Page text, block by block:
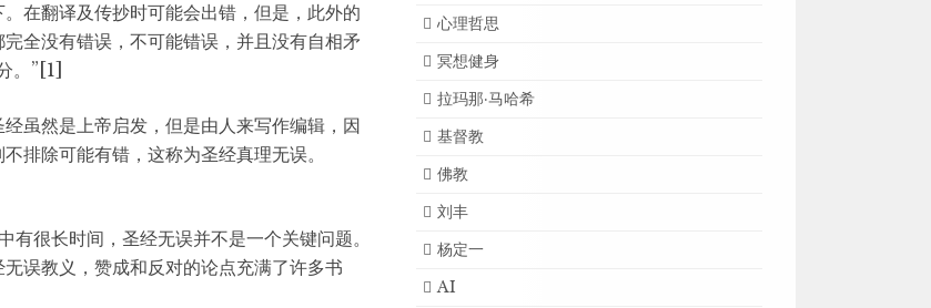
在翻译及传抄时可能会出错，但是，此外的
全没有错误，不可能错误，并且没有自相矛
。”[1]
虽然是上帝启发，但是由人来写作编辑，因
排除可能有错，这称为圣经真理无误。
有很长时间，圣经无误并不是一个关键问题。
误教义，赞成和反对的论点充满了许多书
心理哲思
冥想健身
拉玛那·马哈希
基督教
佛教
刘丰
杨定一
AI